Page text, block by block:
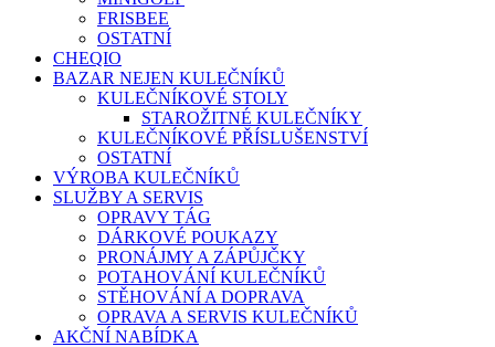
FRISBEE
OSTATNÍ
CHEQIO
BAZAR NEJEN KULEČNÍKŮ
KULEČNÍKOVÉ STOLY
STAROŽITNÉ KULEČNÍKY
KULEČNÍKOVÉ PŘÍSLUŠENSTVÍ
OSTATNÍ
VÝROBA KULEČNÍKŮ
SLUŽBY A SERVIS
OPRAVY TÁG
DÁRKOVÉ POUKAZY
PRONÁJMY A ZÁPŮJČKY
POTAHOVÁNÍ KULEČNÍKŮ
STĚHOVÁNÍ A DOPRAVA
OPRAVA A SERVIS KULEČNÍKŮ
AKČNÍ NABÍDKA